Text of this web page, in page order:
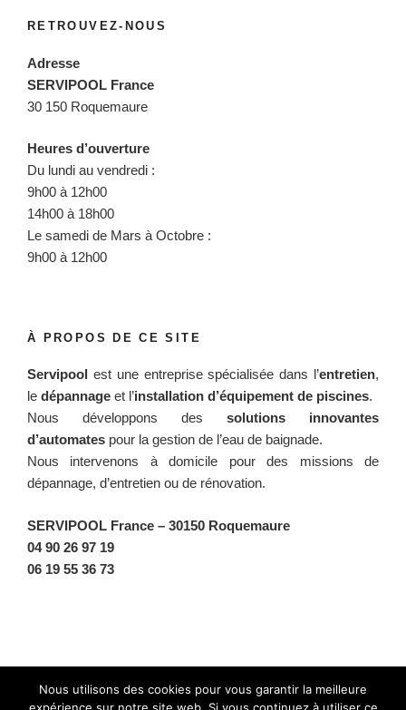
RETROUVEZ-NOUS
Adresse
SERVIPOOL France
30 150 Roquemaure
Heures d’ouverture
Du lundi au vendredi :
9h00 à 12h00
14h00 à 18h00
Le samedi de Mars à Octobre :
9h00 à 12h00
À PROPOS DE CE SITE
Servipool est une entreprise spécialisée dans l’entretien,
le dépannage et l’installation d’équipement de piscines.
Nous développons des solutions innovantes
d’automates pour la gestion de l’eau de baignade.
Nous intervenons à domicile pour des missions de
dépannage, d’entretien ou de rénovation.
SERVIPOOL France – 30150 Roquemaure
04 90 26 97 19
06 19 55 36 73
Nous utilisons des cookies pour vous garantir la meilleure